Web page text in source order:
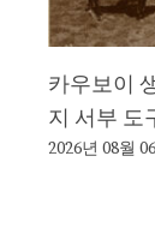
카우보이
지 서부 도
2026년 08월